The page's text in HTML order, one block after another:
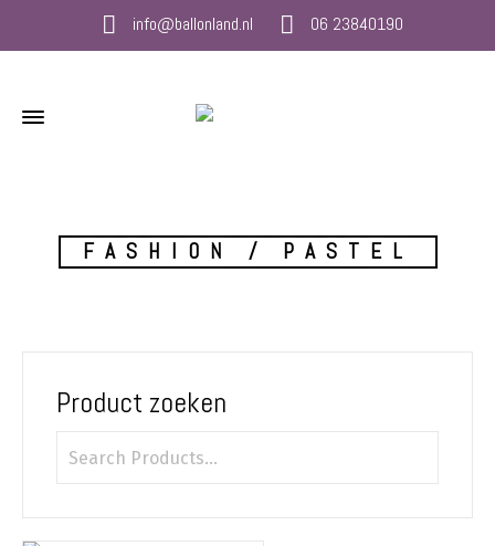
info@ballonland.nl 06 23840190
FASHION / PASTEL
Product zoeken